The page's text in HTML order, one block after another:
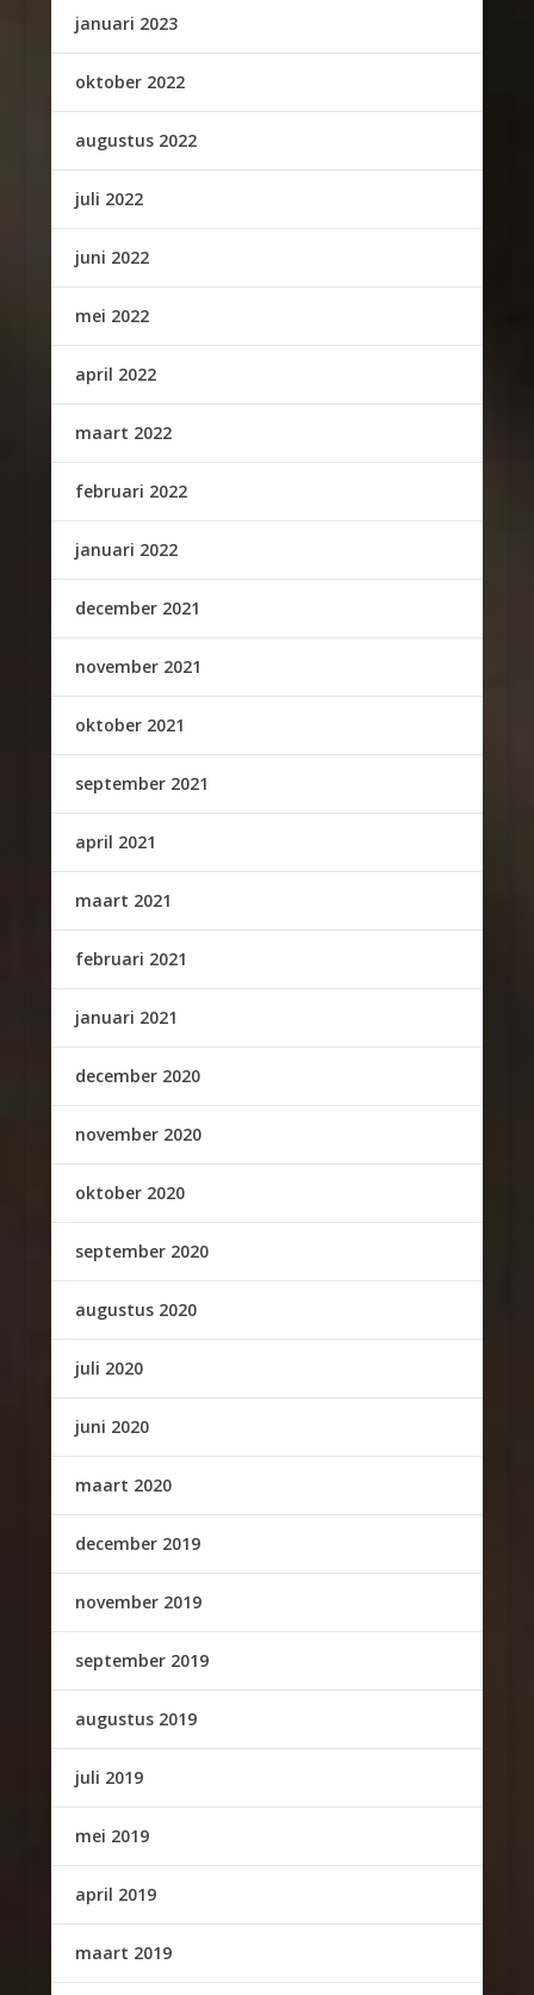
januari 2023
oktober 2022
augustus 2022
juli 2022
juni 2022
mei 2022
april 2022
maart 2022
februari 2022
januari 2022
december 2021
november 2021
oktober 2021
september 2021
april 2021
maart 2021
februari 2021
januari 2021
december 2020
november 2020
oktober 2020
september 2020
augustus 2020
juli 2020
juni 2020
maart 2020
december 2019
november 2019
september 2019
augustus 2019
juli 2019
mei 2019
april 2019
maart 2019